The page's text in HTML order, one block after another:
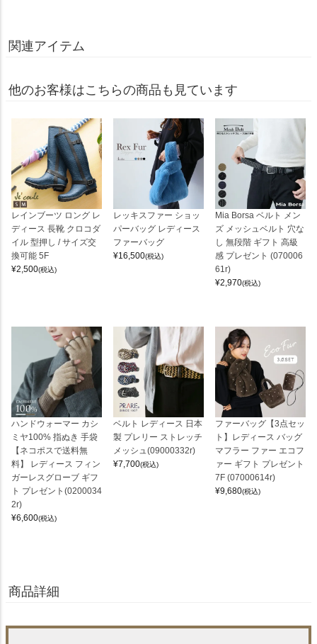
関連アイテム
他のお客様はこちらの商品も見ています
レインブーツ ロング レ
ディース 長靴 クロコダ
イル 型押し / サイズ交
換可能 5F
¥2,500(税込)
レッキスファー ショッ
パーバッグ レディース
ファーバッグ
¥16,500(税込)
Mia Borsa ベルト メン
ズ メッシュベルト 穴な
し 無段階 ギフト 高級
感 プレゼント (070006
61r)
¥2,970(税込)
ハンドウォーマー カシ
ミヤ100% 指ぬき 手袋
【ネコポスで送料無
料】 レディース フィン
ガーレスグローブ ギフ
ト プレゼント(0200034
2r)
¥6,600(税込)
ベルト レディース 日本
製 プレリー ストレッチ
メッシュ(09000332r)
¥7,700(税込)
ファーバッグ【3点セッ
ト】レディース バッグ
マフラー ファー エコフ
ァー ギフト プレゼント
7F (07000614r)
¥9,680(税込)
商品詳細